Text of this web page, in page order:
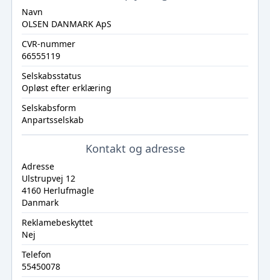
Navn
OLSEN DANMARK ApS
CVR-nummer
66555119
Selskabsstatus
Opløst efter erklæring
Selskabsform
Anpartsselskab
Kontakt og adresse
Adresse
Ulstrupvej 12
4160 Herlufmagle
Danmark
Reklamebeskyttet
Nej
Telefon
55450078